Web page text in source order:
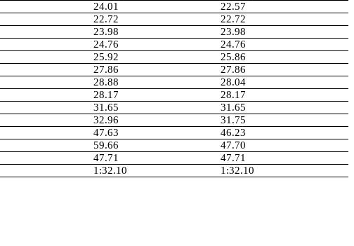
24.01
22.57
22.72
22.72
23.98
23.98
24.76
24.76
25.92
25.86
27.86
27.86
28.88
28.04
28.17
28.17
31.65
31.65
32.96
31.75
47.63
46.23
59.66
47.70
47.71
47.71
1:32.10 1:32.10